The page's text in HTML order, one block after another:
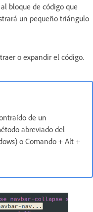
bloque de código que
un pequeño triángulo
o expandir el código.
de un
abreviado del
o Comando + Alt +